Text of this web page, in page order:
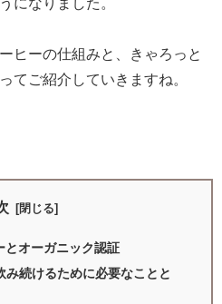
になりました。
ヒーの仕組みと、きゃろっと
てご紹介していきますね。
とオーガニック認証
み続けるために必要なことと